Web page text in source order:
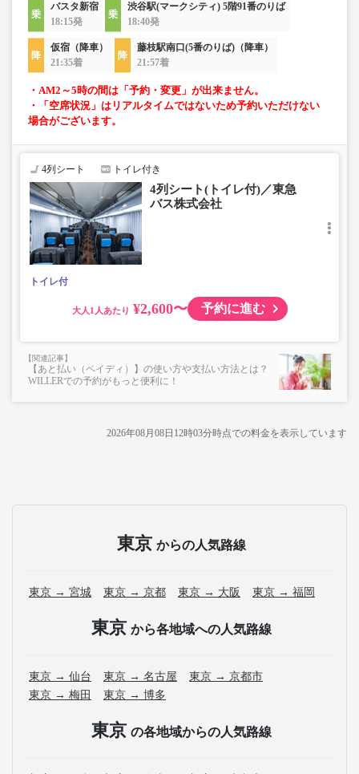
バスタ新宿
18:15発
渋谷駅(マークシティ) 5階91番のりば
18:40発
仮宿（降車）
21:35着
藤枝駅南口(5番のりば)（降車）
21:57着
・AM2～5時の間は「予約・変更」が出来ません。
・「空席状況」はリアルタイムではないため予約いただけない
場合がございます。
4列シート トイレ付き
4列シート(トイレ付)／東急
バス株式会社
トイレ付
大人 ¥2,600〜 予約に進む
【あと払い（ペイディ）】の使い方や支払い方法とは？
WILLERでの予約がもっと便利に！
2026年08月08日12時03分時点での料金を表示しています
東京 からの人気路線
東京 → 宮城 東京 → 京都 東京 → 大阪 東京 → 福岡
東京 から各地域への人気路線
東京 → 仙台 東京 → 名古屋
東京 → 京都市
東京 → 梅田
東京 → 博多
東京 の各地域からの人気路線